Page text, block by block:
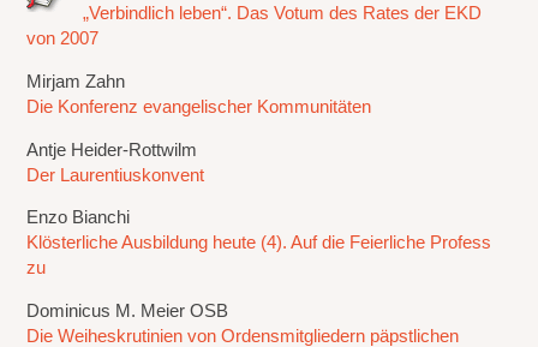
„Verbindlich leben“. Das Votum des Rates der EKD
von 2007
Mirjam Zahn
Die Konferenz evangelischer Kommunitäten
Antje Heider-Rottwilm
Der Laurentiuskonvent
Enzo Bianchi
Klösterliche Ausbildung heute (4). Auf die Feierliche Profess
zu
Dominicus M. Meier OSB
Die Weiheskrutinien von Ordensmitgliedern päpstlichen